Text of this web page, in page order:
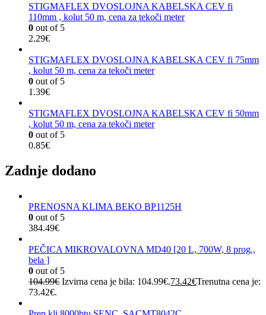
STIGMAFLEX DVOSLOJNA KABELSKA CEV fi
110mm , kolut 50 m, cena za tekoči meter
0 out of 5
2.29€
STIGMAFLEX DVOSLOJNA KABELSKA CEV fi 75mm
, kolut 50 m, cena za tekoči meter
0 out of 5
1.39€
STIGMAFLEX DVOSLOJNA KABELSKA CEV fi 50mm
, kolut 50 m, cena za tekoči meter
0 out of 5
0.85€
Zadnje dodano
PRENOSNA KLIMA BEKO BP1125H
0 out of 5
384.49€
PEČICA MIKROVALOVNA MD40 [20 L, 700W, 8 prog.,
bela ]
0 out of 5
104.99€ Izvirna cena je bila: 104.99€.73.42€Trenutna cena je:
73.42€.